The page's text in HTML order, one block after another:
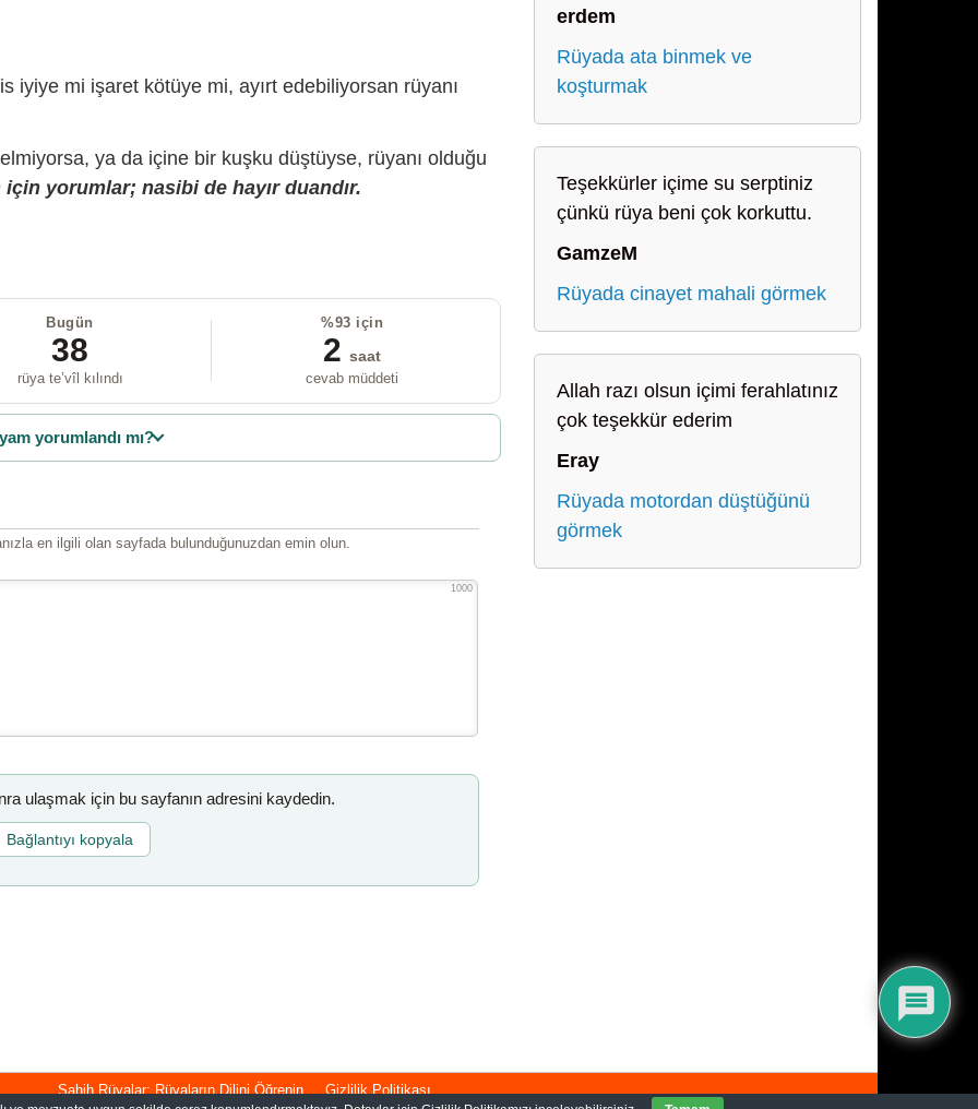
iyiye mi işaret kötüye mi, ayırt edebiliyorsan rüyanı
ya da içine bir kuşku düştüyse, rüyanı olduğu
yorumlar; nasibi de hayır duandır.
Bugün
38
rüya te’vîl kılındı
%93 için
2 saat
cevab müddeti
yorumlandı mı?
en ilgili olan sayfada bulunduğunuzdan emin olun.
1000
ulaşmak için bu sayfanın adresini kaydedin.
Bağlantıyı kopyala
erdem
Rüyada ata binmek ve
koşturmak
Teşekkürler içime su serptiniz
çünkü rüya beni çok korkuttu.
GamzeM
Rüyada cinayet mahali görmek
Allah razı olsun içimi ferahlatınız
çok teşekkür ederim
Eray
Rüyada motordan düştüğünü
görmek
Sahih Rüyalar: Rüyaların Dilini Öğrenin Gizlilik Politikası